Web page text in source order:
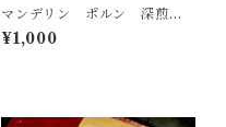
マンデリン ポルン 深煎
り 100g
¥1,000